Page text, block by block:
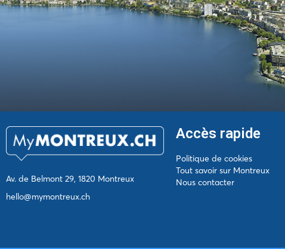
Av. de Belmont 29, 1820 Montreux
hello@mymontreux.ch
Accès rapide
Politique de cookies
Tout savoir sur Montreux
Nous contacter